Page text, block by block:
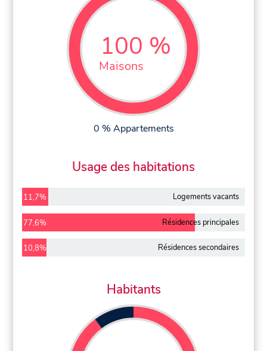
100 %
Maisons
0 % Appartements
Usage des habitations
11,7% Logements vacants
77,6% Résidences principales
10,8% Résidences secondaires
Habitants